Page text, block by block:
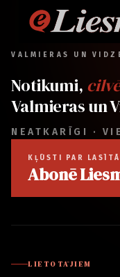
VALMIERAS UN
Notikumi,
Valmieras un
NEATKARĪGI ·
KĻŪSTI PAR
Abonē
LIETOTĀJIEM